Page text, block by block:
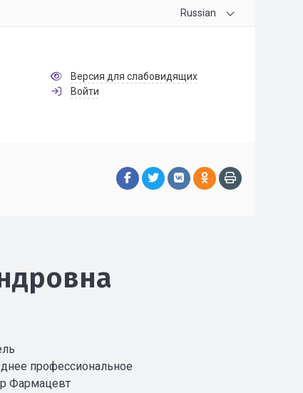
Russian
Версия для слабовидящих
Войти
профессиональное
Фармацевт